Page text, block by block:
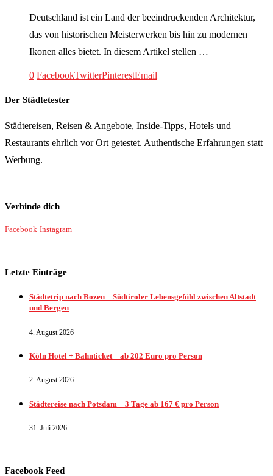
Deutschland ist ein Land der beeindruckenden Architektur,
das von historischen Meisterwerken bis hin zu modernen
Ikonen alles bietet. In diesem Artikel stellen …
0 FacebookTwitterPinterestEmail
Der Städtetester
Städtereisen, Reisen & Angebote, Inside-Tipps, Hotels und
Restaurants ehrlich vor Ort getestet. Authentische Erfahrungen statt
Werbung.
Verbinde dich
Facebook Instagram
Letzte Einträge
Städtetrip nach Bozen – Südtiroler Lebensgefühl zwischen Altstadt
und Bergen
4. August 2026
Köln Hotel + Bahnticket – ab 202 Euro pro Person
2. August 2026
Städtereise nach Potsdam – 3 Tage ab 167 € pro Person
31. Juli 2026
Facebook Feed